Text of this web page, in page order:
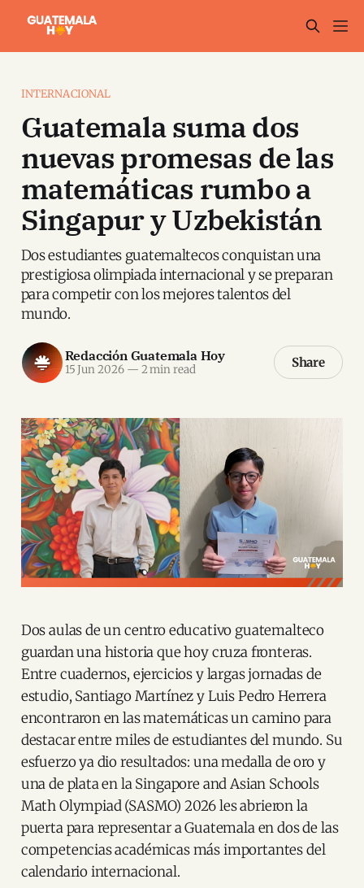
INTERNACIONAL
Guatemala suma dos
nuevas promesas de las
matemáticas rumbo a
Singapur y Uzbekistán
Dos estudiantes guatemaltecos conquistan una
prestigiosa olimpiada internacional y se preparan
para competir con los mejores talentos del
mundo.
Redacción Guatemala Hoy
15 Jun 2026 — 2 min read Share
Dos aulas de un centro educativo guatemalteco
guardan una historia que hoy cruza fronteras.
Entre cuadernos, ejercicios y largas jornadas de
estudio, Santiago Martínez y Luis Pedro Herrera
encontraron en las matemáticas un camino para
destacar entre miles de estudiantes del mundo. Su
esfuerzo ya dio resultados: una medalla de oro y
una de plata en la Singapore and Asian Schools
Math Olympiad (SASMO) 2026 les abrieron la
puerta para representar a Guatemala en dos de las
competencias académicas más importantes del
calendario internacional.